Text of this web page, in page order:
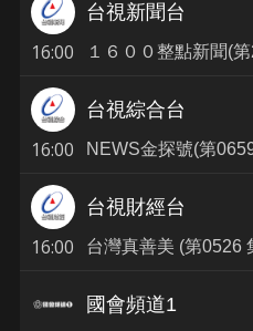
16:00
台視新聞台
１６００整點新聞(第
16:00
台視綜合台
NEWS金探號(第
16:00
台視財經台
台灣真善美 (第0526
國會頻道1